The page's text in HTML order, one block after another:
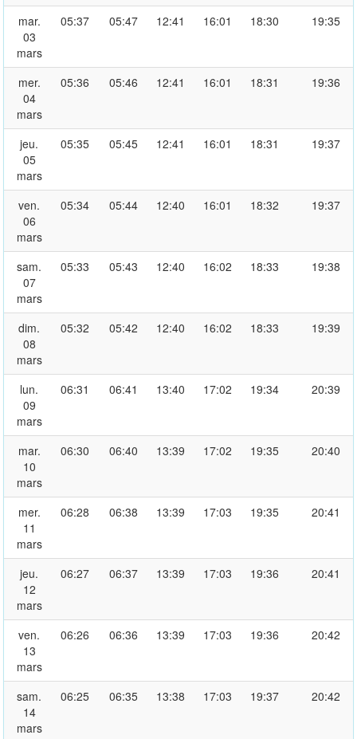
mar.
03
mars
05:37 05:47 12:41 16:01 18:30 19:35
mer.
04
mars
05:36 05:46 12:41 16:01 18:31 19:36
jeu.
05
mars
05:35 05:45 12:41 16:01 18:31 19:37
ven.
06
mars
05:34 05:44 12:40 16:01 18:32 19:37
sam.
07
mars
05:33 05:43 12:40 16:02 18:33 19:38
dim.
08
mars
05:32 05:42 12:40 16:02 18:33 19:39
lun.
09
mars
06:31 06:41 13:40 17:02 19:34 20:39
mar.
10
mars
06:30 06:40 13:39 17:02 19:35 20:40
mer.
11
mars
06:28 06:38 13:39 17:03 19:35 20:41
jeu.
12
mars
06:27 06:37 13:39 17:03 19:36 20:41
ven.
13
mars
06:26 06:36 13:39 17:03 19:36 20:42
sam.
14
mars
06:25 06:35 13:38 17:03 19:37 20:42